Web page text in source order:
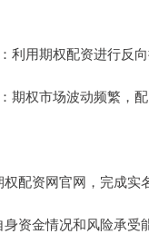
利用期权配资进行反
期权市场波动频繁，
配资网官网，完成实
资金情况和风险承受